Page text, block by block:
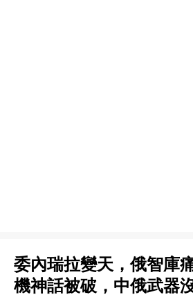
委內瑞拉變天，俄智庫
機神話被破，中俄武器